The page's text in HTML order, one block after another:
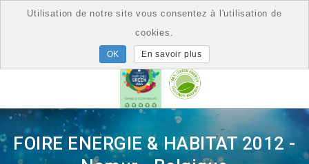
FOIRE ENERGIE & HABITAT 2012 -
Utilisation de notre site vous consentez à l'utilisation de
cookies.
En savoir plus